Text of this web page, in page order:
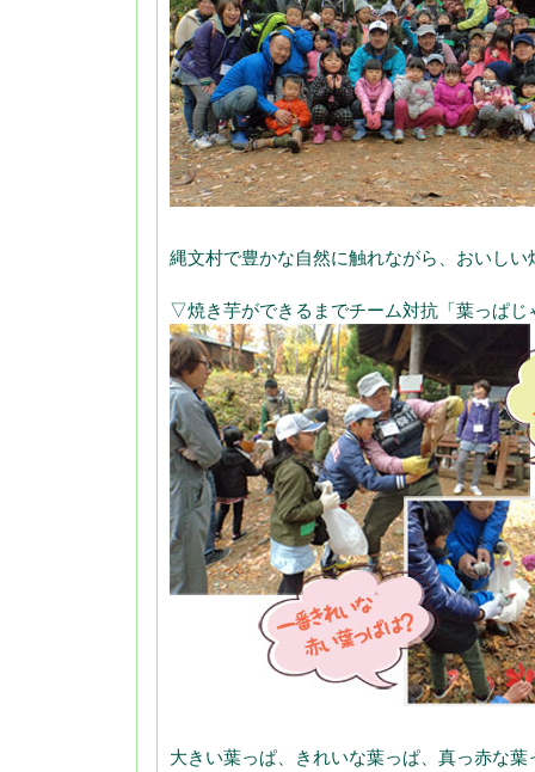
縄文村で豊かな自然に触れながら、おいし
▽焼き芋ができるまでチーム対抗「葉っぱじ
大きい葉っぱ、きれいな葉っぱ、真っ赤な葉